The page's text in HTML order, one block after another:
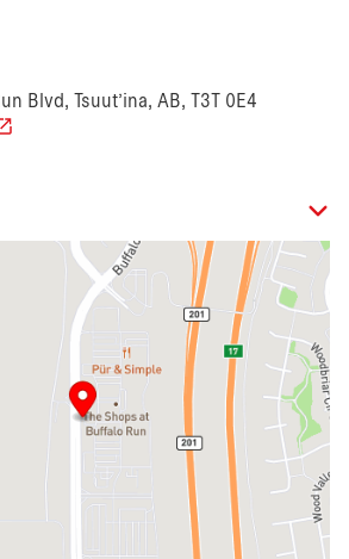
Blvd, Tsuut’ina, AB, T3T 0E4